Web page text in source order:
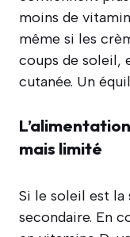
moins de
même si les
coups de soleil,
cutanée. Un
mais limité
Si le soleil est
secondaire. En